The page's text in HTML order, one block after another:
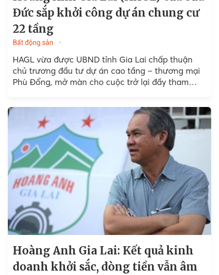
Đức sắp khởi công dự án chung cư
22 tầng
Bất động sản
HAGL vừa được UBND tỉnh Gia Lai chấp thuận
chủ trương đầu tư dự án cao tầng – thương mại
Phù Đổng, mở màn cho cuộc trở lại đầy tham
Hoàng Anh Gia Lai: Kết quả kinh
doanh khởi sắc, dòng tiền vẫn âm